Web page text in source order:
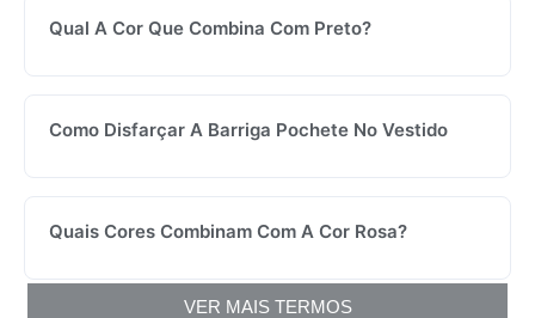
Qual A Cor Que Combina Com Preto?
Como Disfarçar A Barriga Pochete No Vestido
Quais Cores Combinam Com A Cor Rosa?
VER MAIS TERMOS